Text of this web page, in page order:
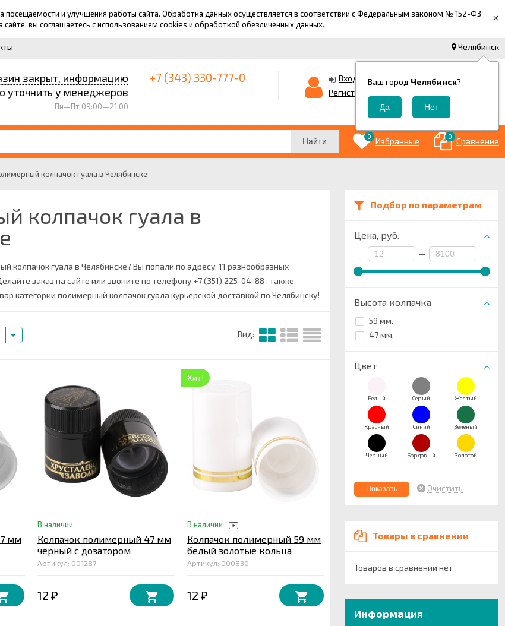
посещаемости и улучшения работы сайта. Обработка данных осуществляется в соответствии с Федеральным законом № 152-ФЗ
сайте, вы соглашаетесь с использованием cookies и обработкой обезличенных данных. ×
Челябинск
Ваш город Челябинск?
закрыт, информацию
уточнить у менеджеров
Пн—Пт 09:00—21:00
+7 (343) 330-777-0
Вход
Регистрация
Найти
0 Избранные 0 Сравнение
колпачок гуала в Челябинске
Подбор по параметрам
Цена, руб.
—
Высота колпачка
59 мм.
47 мм.
Цвет
Белый Серый Желтый
Красный Синий Зеленый
Черный Бордовый Золотой
Очистить
Товары в сравнении
Товаров в сравнении нет
Информация
колпачок гуала в
колпачок гуала в Челябинске? Вы попали по адресу: 11 разнообразных
заказ на сайте или звоните по телефону +7 (351) 225-04-88 , также
категории полимерный колпачок гуала курьерской доставкой по Челябинску!
Вид:
мм
В наличии
Колпачок полимерный 47 мм
черный с дозатором
Артикул: 001287
12 ₽
Хит!
В наличии
Колпачок полимерный 59 мм
белый золотые кольца
Артикул: 000830
12 ₽